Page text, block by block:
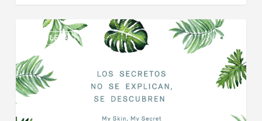
Regala
Navidad!
BELLEZA